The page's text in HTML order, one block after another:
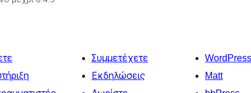
Συμμετέχετε
Εκδηλώσεις
Matt